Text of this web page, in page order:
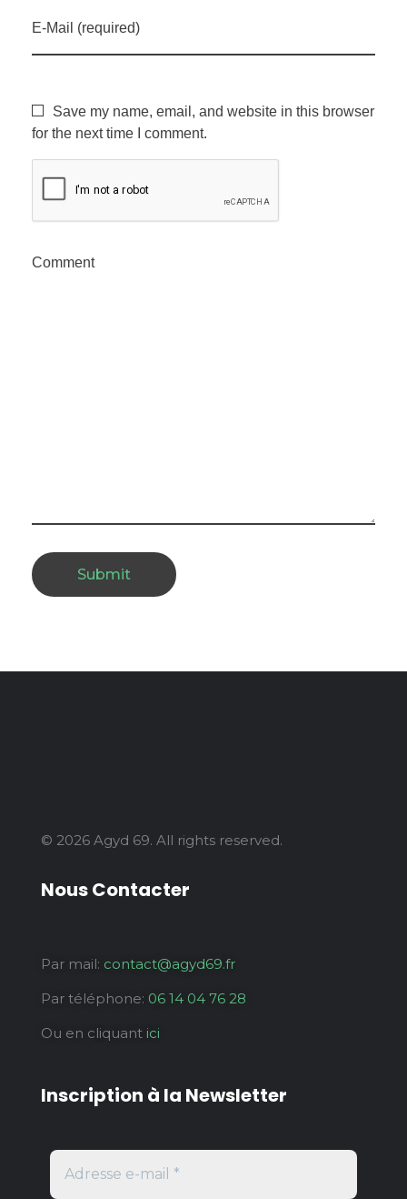
E-Mail (required)
Save my name, email, and website in this browser
for the next time I comment.
Comment
© 2026 Agyd 69. All rights reserved.
Nous Contacter
Par mail: contact@agyd69.fr
Par téléphone: 06 14 04 76 28
Ou en cliquant ici
Inscription à la Newsletter